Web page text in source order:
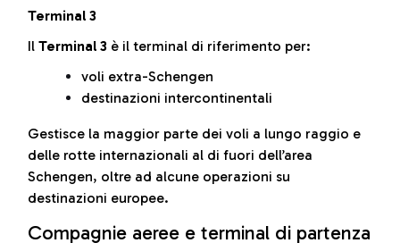
Terminal 3
Il Terminal 3 è il terminal di riferimento per:
voli extra-Schengen
destinazioni intercontinentali
Gestisce la maggior parte dei voli a lungo raggio e
delle rotte internazionali al di fuori dell’area
Schengen, oltre ad alcune operazioni su
destinazioni europee.
Compagnie aeree e terminal di partenza